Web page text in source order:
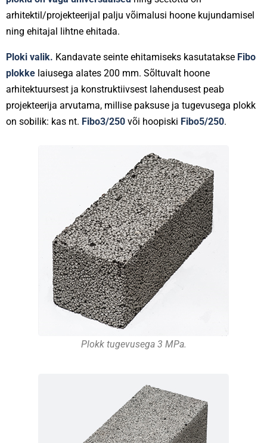
arhitektil/projekteerijal palju võimalusi hoone kujundamisel
ning ehitajal lihtne ehitada.
Ploki valik. Kandavate seinte ehitamiseks kasutatakse Fibo
plokke laiusega alates 200 mm. Sõltuvalt hoone
arhitektuursest ja konstruktiivsest lahendusest peab
projekteerija arvutama, millise paksuse ja tugevusega plokk
on sobilik: kas nt. Fibo3/250 või hoopiski Fibo5/250.
Plokk tugevusega 3 MPa.